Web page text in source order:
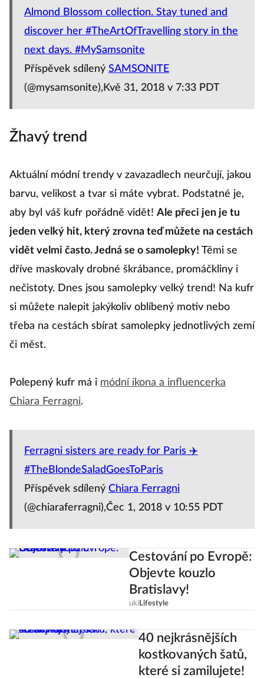
Almond Blossom collection. Stay tuned and
discover her #TheArtOfTravelling story in the
next days. #MySamsonite
Příspěvek sdílený SAMSONITE
(@mysamsonite),Kvě 31, 2018 v 7:33 PDT
Žhavý trend
Aktuální módní trendy v zavazadlech neurčují, jakou
barvu, velikost a tvar si máte vybrat. Podstatné je,
aby byl váš kufr pořádně vidět! Ale přeci jen je tu
jeden velký hit, který zrovna teď můžete na cestách
vidět velmi často. Jedná se o samolepky! Těmi se
dříve maskovaly drobné škrábance, promáčkliny i
nečistoty. Dnes jsou samolepky velký trend! Na kufr
si můžete nalepit jakýkoliv oblíbený motiv nebo
třeba na cestách sbírat samolepky jednotlivých zemí
či měst.
Polepený kufr má i módní ikona a influencerka
Chiara Ferragni.
Ferragni sisters are ready for Paris ✈️
#TheBlondeSaladGoesToParis
Příspěvek sdílený Chiara Ferragni
(@chiaraferragni),Čec 1, 2018 v 10:55 PDT
Cestování po Evropě:
Objevte kouzlo
Bratislavy!
uki Lifestyle
40 nejkrásnějších
kostkovaných šatů,
které si zamilujete!